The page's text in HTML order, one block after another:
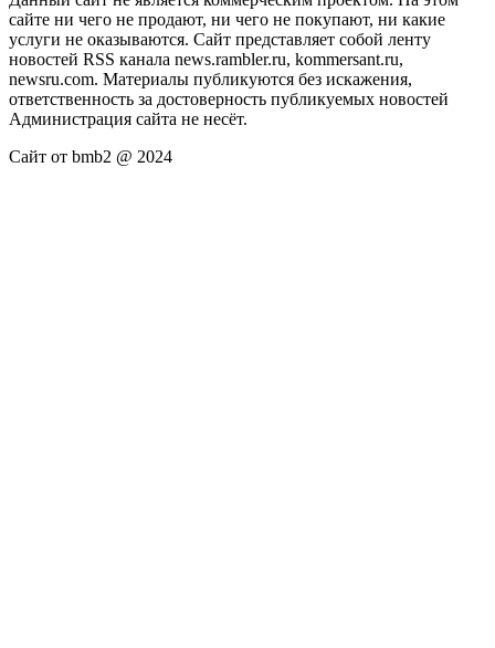
сайте ни чего не продают, ни чего не покупают, ни какие
услуги не оказываются. Сайт представляет собой ленту
новостей RSS канала news.rambler.ru, kommersant.ru,
newsru.com. Материалы публикуются без искажения,
ответственность за достоверность публикуемых новостей
Администрация сайта не несёт.
Сайт от bmb2 @ 2024